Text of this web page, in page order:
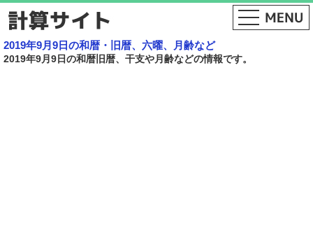
2019年9月9日の和暦・旧暦、六曜、月齢など
2019年9月9日の和暦旧暦、干支や月齢などの情報です。